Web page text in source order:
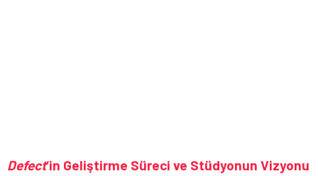
Defect‘in Geliştirme Süreci ve Stüdyonun Vizyonu